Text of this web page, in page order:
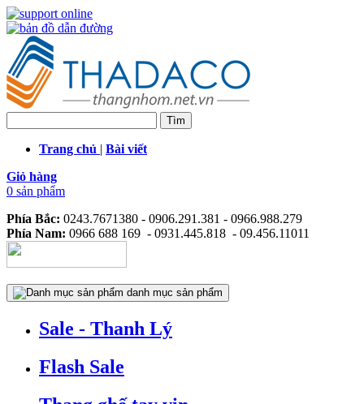
Trang chủ | Bài viết
Giỏ hàng
0 sản phẩm
Phía Bắc: 0243.7671380 - 0906.291.381 - 0966.988.279
Phía Nam: 0966 688 169 - 0931.445.818 - 09.456.11011
danh mục sản phẩm
Sale - Thanh Lý
Flash Sale